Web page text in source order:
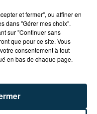
DES
A...
et fermer", ou affiner en
dans "Gérer mes choix".
sur "Continuer sans
que pour ce site. Vous
consentement à tout
en bas de chaque page.